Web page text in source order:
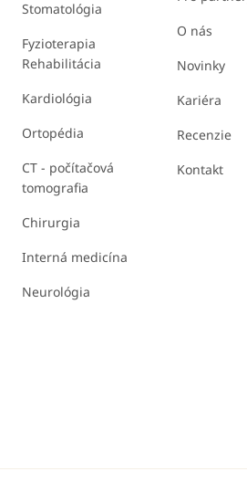
Stomatológia
Fyzioterapia
Rehabilitácia
Kardiológia
Ortopédia
CT - počítačová
tomografia
Chirurgia
Interná medicína
Neurológia
O nás
Novinky
Kariéra
Recenzie
Kontakt